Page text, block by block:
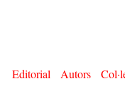
Editorial
Autors